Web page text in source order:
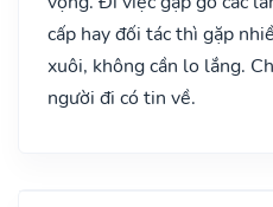
cấp hay đối tác thì gặp
xuôi, không cần lo lắng.
người đi có tin về.